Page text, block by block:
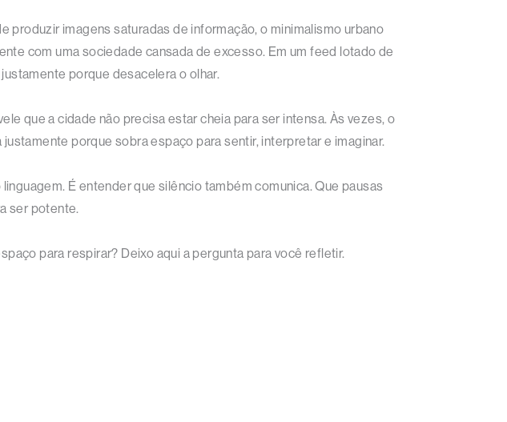
produzir imagens saturadas de informação, o minimalismo urbano
com uma sociedade cansada de excesso. Em um feed lotado de
porque desacelera o olhar.
que a cidade não precisa estar cheia para ser intensa. Às vezes, o
porque sobra espaço para sentir, interpretar e imaginar.
É entender que silêncio também comunica. Que pausas
ser potente.
para respirar? Deixo aqui a pergunta para você refletir.